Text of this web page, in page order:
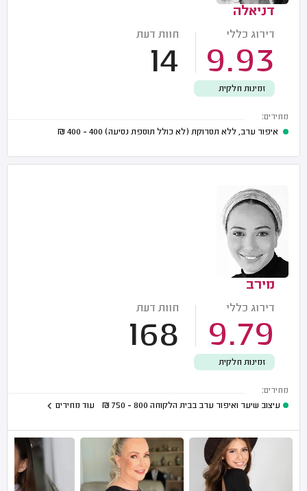
דניאלה
דירוג כללי
9.93
חוות דעת
14
זמינות חלקית
מחירים:
איפור ערב, ללא תסרוקת (לא כולל תוספת נסיעה) 400 - 400
₪
מירב
דירוג כללי
9.79
חוות דעת
168
זמינות חלקית
מחירים:
עיצוב שיער ואיפור ערב בבית הלקוחה 800 - 750
₪ עוד מחירים